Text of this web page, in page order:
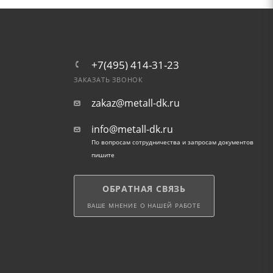
+7(495) 414-31-23
ЗАКАЗАТЬ ЗВОНОК
zakaz@metall-dk.ru
info@metall-dk.ru
По вопросам сотрудничества и запросам документов
пишите
ОБРАТНАЯ СВЯЗЬ
ВАШЕ МНЕНИЕ О НАШЕЙ РАБОТЕ